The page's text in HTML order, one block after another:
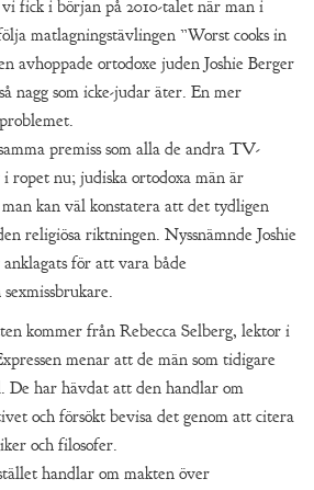
fick i början på 2010-talet när man i
matlagningstävlingen ”Worst cooks in
avhoppade ortodoxe juden Joshie Berger
nagg som icke-judar äter. En mer
premiss som alla de andra TV-
ropet nu; judiska ortodoxa män är
kan väl konstatera att det tydligen
religiösa riktningen. Nyssnämnde Joshie
för att vara både
kommer från Rebecca Selberg, lektor i
menar att de män som tidigare
De har hävdat att den handlar om
och försökt bevisa det genom att citera
och filosofer.
handlar om makten över